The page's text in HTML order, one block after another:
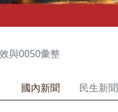
與0050彙整
國內新聞 民生新聞